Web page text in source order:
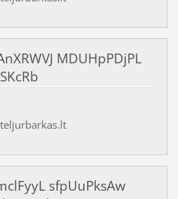
MDUHpPDjPL
sfpUuPksAw